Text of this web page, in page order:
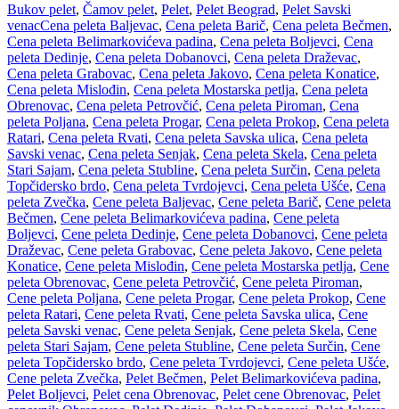
Bukov pelet, Čamov pelet, Pelet, Pelet Beograd, Pelet Savski
venacCena peleta Baljevac, Cena peleta Barič, Cena peleta Bečmen,
Cena peleta Belimarkovićeva padina, Cena peleta Boljevci, Cena
peleta Dedinje, Cena peleta Dobanovci, Cena peleta Draževac,
Cena peleta Grabovac, Cena peleta Jakovo, Cena peleta Konatice,
Cena peleta Mislođin, Cena peleta Mostarska petlja, Cena peleta
Obrenovac, Cena peleta Petrovčić, Cena peleta Piroman, Cena
peleta Poljana, Cena peleta Progar, Cena peleta Prokop, Cena peleta
Ratari, Cena peleta Rvati, Cena peleta Savska ulica, Cena peleta
Savski venac, Cena peleta Senjak, Cena peleta Skela, Cena peleta
Stari Sajam, Cena peleta Stubline, Cena peleta Surčin, Cena peleta
Topčidersko brdo, Cena peleta Tvrdojevci, Cena peleta Ušće, Cena
peleta Zvečka, Cene peleta Baljevac, Cene peleta Barič, Cene peleta
Bečmen, Cene peleta Belimarkovićeva padina, Cene peleta
Boljevci, Cene peleta Dedinje, Cene peleta Dobanovci, Cene peleta
Draževac, Cene peleta Grabovac, Cene peleta Jakovo, Cene peleta
Konatice, Cene peleta Mislođin, Cene peleta Mostarska petlja, Cene
peleta Obrenovac, Cene peleta Petrovčić, Cene peleta Piroman,
Cene peleta Poljana, Cene peleta Progar, Cene peleta Prokop, Cene
peleta Ratari, Cene peleta Rvati, Cene peleta Savska ulica, Cene
peleta Savski venac, Cene peleta Senjak, Cene peleta Skela, Cene
peleta Stari Sajam, Cene peleta Stubline, Cene peleta Surčin, Cene
peleta Topčidersko brdo, Cene peleta Tvrdojevci, Cene peleta Ušće,
Cene peleta Zvečka, Pelet Bečmen, Pelet Belimarkovićeva padina,
Pelet Boljevci, Pelet cena Obrenovac, Pelet cene Obrenovac, Pelet